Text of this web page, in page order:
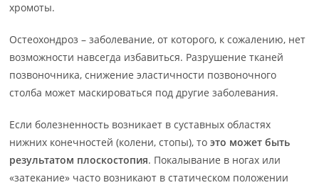
хромоты.
Остеохондроз – заболевание, от которого, к сожалению, нет
возможности навсегда избавиться. Разрушение тканей
позвоночника, снижение эластичности позвоночного
столба может маскироваться под другие заболевания.
Если болезненность возникает в суставных областях
нижних конечностей (колени, стопы), тоэто может быть
результатом плоскостопия. Покалывание в ногах или
«затекание» часто возникают в статическом положении